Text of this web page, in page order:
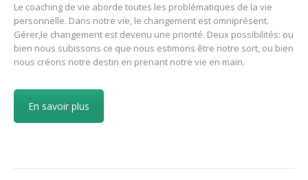
Le coaching de vie aborde toutes les problématiques de la vie
personnelle. Dans notre vie, le changement est omniprésent.
Gérer,le changement est devenu une priorité. Deux possibilités: ou
bien nous subissons ce que nous estimons être notre sort, ou bien
nous créons notre destin en prenant notre vie en main.
En savoir plus